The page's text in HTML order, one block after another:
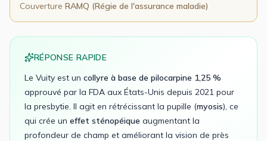
Couverture RAMQ (Régie de l'assurance maladie)
RÉPONSE RAPIDE
Le Vuity est un collyre à base de pilocarpine 1,25 %
approuvé par la FDA aux États-Unis depuis 2021 pour
la presbytie. Il agit en rétrécissant la pupille (myosis), ce
qui crée un effet sténopéique augmentant la
profondeur de champ et améliorant la vision de près